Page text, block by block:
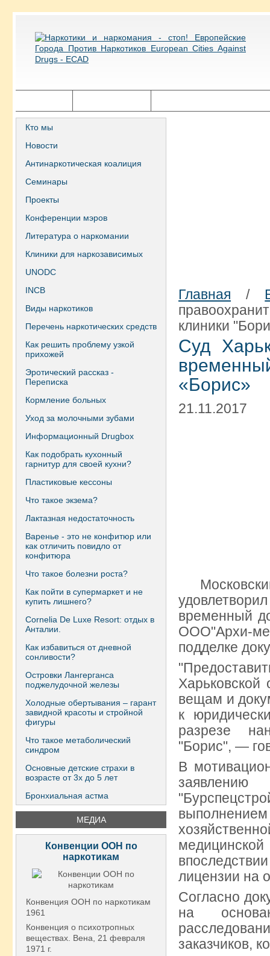
Кто мы
Новости
Антинаркотическая коалиция
Семинары
Проекты
Конференции мэров
Литература о наркомании
Клиники для наркозависимых
UNODC
INCB
Виды наркотиков
Перечень наркотических средств
Как решить проблему узкой
прихожей
Эротический рассказ -
Переписка
Кормление больных
Уход за молочными зубами
Информационный Drugbox
Как подобрать кухонный
гарнитур для своей кухни?
Пластиковые кессоны
Что такое экзема?
Лактазная недостаточность
Варенье - это не конфитюр или
как отличить повидло от
конфитюра
Что такое болезни роста?
Как пойти в супермаркет и не
купить лишнего?
Сornelia De Luxe Resort: отдых в
Анталии.
Как избавиться от дневной
сонливости?
Островки Лангерганса
поджелудочной железы
Холодные обертывания – гарант
завидной красоты и стройной
фигуры
Что такое метаболический
синдром
Основные детские страхи в
возрасте от 3х до 5 лет
Бронхиальная астма
МЕДИА
Конвенции ООН по
наркотикам
Конвенция ООН по наркотикам
1961
Конвенция о психотропных
веществах. Вена, 21 февраля
1971 г.
Главная /
клиники
Суд
«Борис»
21.11.2017
временный
ООО"Архи-
подделке
вещам и
к
разрезе
"Борис", —
В
выполнением
лицензии на
Согласно
на
заказчиков,